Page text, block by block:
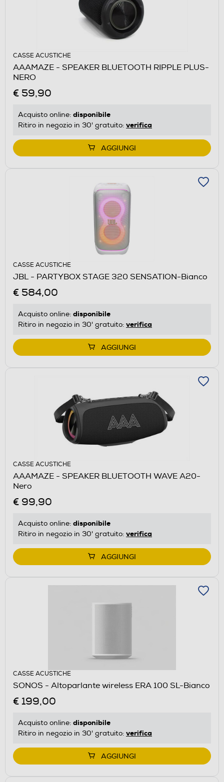
CASSE ACUSTICHE
AAAMAZE - SPEAKER BLUETOOTH RIPPLE PLUS-
NERO
€ 59,90
Acquisto online: disponibile
Ritiro in negozio in 30' gratuito: verifica
AGGIUNGI
CASSE ACUSTICHE
JBL - PARTYBOX STAGE 320 SENSATION-Bianco
€ 584,00
Acquisto online: disponibile
Ritiro in negozio in 30' gratuito: verifica
AGGIUNGI
CASSE ACUSTICHE
AAAMAZE - SPEAKER BLUETOOTH WAVE A20-
Nero
€ 99,90
Acquisto online: disponibile
Ritiro in negozio in 30' gratuito: verifica
AGGIUNGI
CASSE ACUSTICHE
SONOS - Altoparlante wireless ERA 100 SL-Bianco
€ 199,00
Acquisto online: disponibile
Ritiro in negozio in 30' gratuito: verifica
AGGIUNGI